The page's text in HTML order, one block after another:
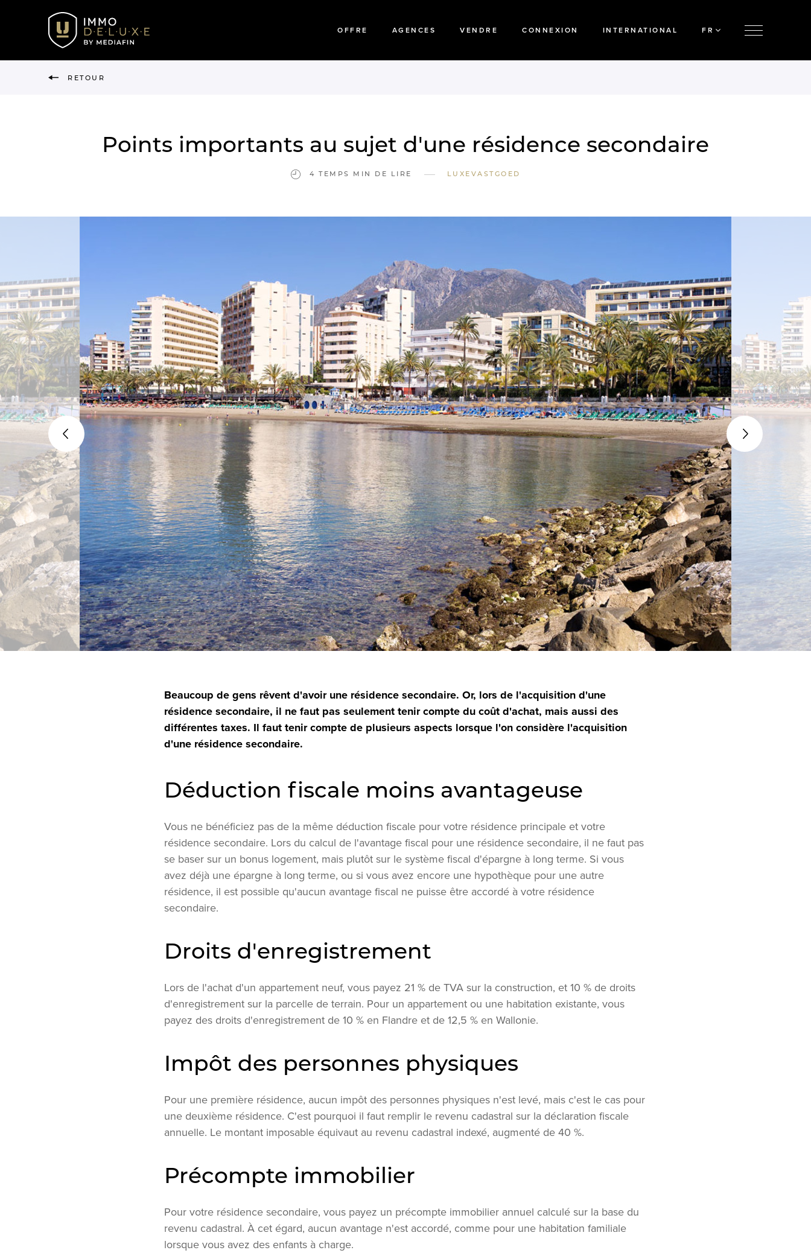
OFFRE AGENCES VENDRE CONNEXION INTERNATIONAL FR
RETOUR
Points importants au sujet d'une résidence secondaire
4 TEMPS MIN DE LIRE — LUXEVASTGOED
Beaucoup de gens rêvent d'avoir une résidence secondaire. Or, lors de l'acquisition d'une
résidence secondaire, il ne faut pas seulement tenir compte du coût d'achat, mais aussi des
différentes taxes. Il faut tenir compte de plusieurs aspects lorsque l'on considère l'acquisition
d'une résidence secondaire.
Déduction fiscale moins avantageuse
Vous ne bénéficiez pas de la même déduction fiscale pour votre résidence principale et votre
résidence secondaire. Lors du calcul de l'avantage fiscal pour une résidence secondaire, il ne faut pas
se baser sur un bonus logement, mais plutôt sur le système fiscal d'épargne à long terme. Si vous
avez déjà une épargne à long terme, ou si vous avez encore une hypothèque pour une autre
résidence, il est possible qu'aucun avantage fiscal ne puisse être accordé à votre résidence
secondaire.
Droits d'enregistrement
Lors de l'achat d'un appartement neuf, vous payez 21 % de TVA sur la construction, et 10 % de droits
d'enregistrement sur la parcelle de terrain. Pour un appartement ou une habitation existante, vous
payez des droits d'enregistrement de 10 % en Flandre et de 12,5 % en Wallonie.
Impôt des personnes physiques
Pour une première résidence, aucun impôt des personnes physiques n'est levé, mais c'est le cas pour
une deuxième résidence. C'est pourquoi il faut remplir le revenu cadastral sur la déclaration fiscale
annuelle. Le montant imposable équivaut au revenu cadastral indexé, augmenté de 40 %.
Précompte immobilier
Pour votre résidence secondaire, vous payez un précompte immobilier annuel calculé sur la base du
revenu cadastral. À cet égard, aucun avantage n'est accordé, comme pour une habitation familiale
lorsque vous avez des enfants à charge.